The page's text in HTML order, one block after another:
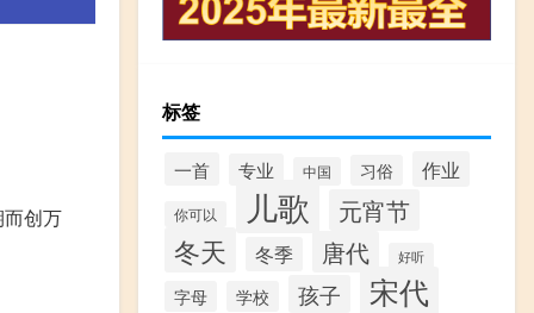
创万
标签
一首 专业 中国 习俗 作业
你可以 儿歌 元宵节
冬天 冬季 唐代 好听
字母 学校 孩子 宋代